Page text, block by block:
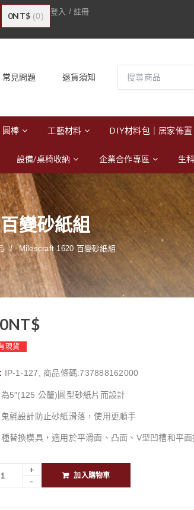
0NT$ 0 登入 / 註冊
常見問題 退貨須知
圓棒 工藝材料 DIY材料包｜居家佈置
設備/桌椅收納 企業合作專區 生
變砂紙組
/ Milescraft 1620 百變砂紙組
NT$
現貨
IP-1-127, 商品條碼:737888162000
5″(125 公釐)圓型砂紙片而設計
氈設計防止砂紙滑落，使用更順手
種替換模具，適用於平滑面、凸面、V型凹槽和平
加入購物車